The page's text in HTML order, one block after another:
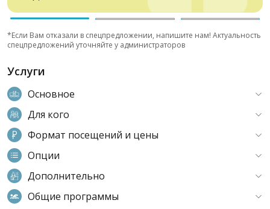
*Если Вам отказали в спецпредложении, напишите нам! Актуальность
спецпредложений уточняйте у администраторов
Услуги
Основное
Для кого
Формат посещений и цены
Опции
Дополнительно
Общие программы